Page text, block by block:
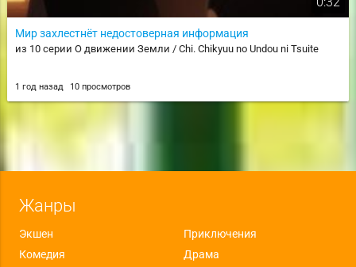
Мир захлестнёт недостоверная информация
из 10 серии О движении Земли / Chi. Chikyuu no Undou ni Tsuite
1 год назад 10 просмотров
Жанры
Экшен
Приключения
Комедия
Драма